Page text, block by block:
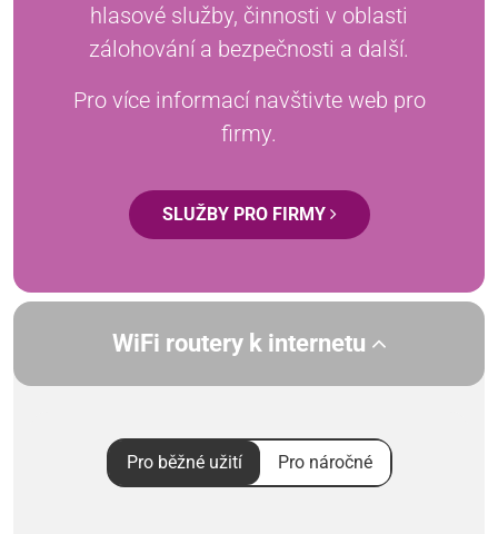
hlasové služby, činnosti v oblasti
zálohování a bezpečnosti a další.
Pro více informací navštivte web pro
firmy.
SLUŽBY PRO FIRMY
WiFi routery k internetu
Pro běžné užití Pro náročné